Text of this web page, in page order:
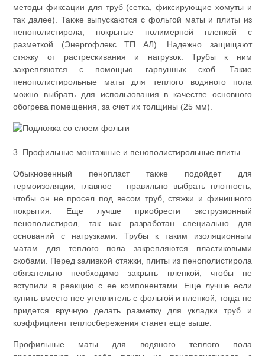
методы фиксации для труб (сетка, фиксирующие хомуты и
так далее). Также выпускаются с фольгой маты и плиты из
пенополистирола, покрытые полимерной пленкой с
разметкой (Энергофлекс ТП АЛ). Надежно защищают
стяжку от растрескивания и нагрузок. Трубы к ним
закрепляются с помощью гарпунных скоб. Такие
пенополистирольные маты для теплого водяного пола
можно выбрать для использования в качестве основного
обогрева помещения, за счет их толщины (25 мм).
3. Профильные монтажные и пенополистирольные плиты.
Обыкновенный пенопласт также подойдет для
термоизоляции, главное – правильно выбрать плотность,
чтобы он не просел под весом труб, стяжки и финишного
покрытия. Еще лучше приобрести экструзионный
пенополистирол, так как разработан специально для
оснований с нагрузками. Трубы к таким изоляционным
матам для теплого пола закрепляются пластиковыми
скобами. Перед заливкой стяжки, плиты из пенополистирола
обязательно необходимо закрыть пленкой, чтобы не
вступили в реакцию с ее компонентами. Еще лучше если
купить вместо нее утеплитель с фольгой и пленкой, тогда не
придется вручную делать разметку для укладки труб и
коэффициент теплосбережения станет еще выше.
Профильные маты для водяного теплого пола